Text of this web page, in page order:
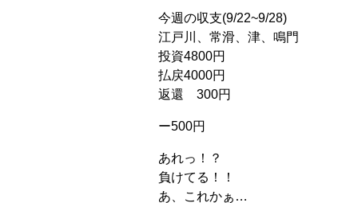
今週の収支(9/22~9/28)
江戸川、常滑、津、鳴門
投資4800円
払戻4000円
返還 300円
ー500円
あれっ！？
負けてる！！
あ、これかぁ…